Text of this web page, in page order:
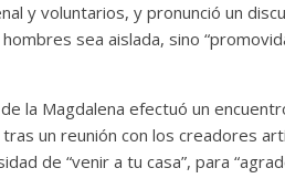
y voluntarios, y pronunció un
sea aislada, sino
la Magdalena efectuó un
un reunión con los creadores
de “venir a tu casa”, para